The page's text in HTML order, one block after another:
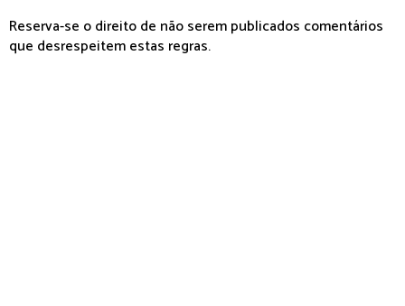
Reserva-se o direito de não serem publicados comentários
que desrespeitem estas regras.